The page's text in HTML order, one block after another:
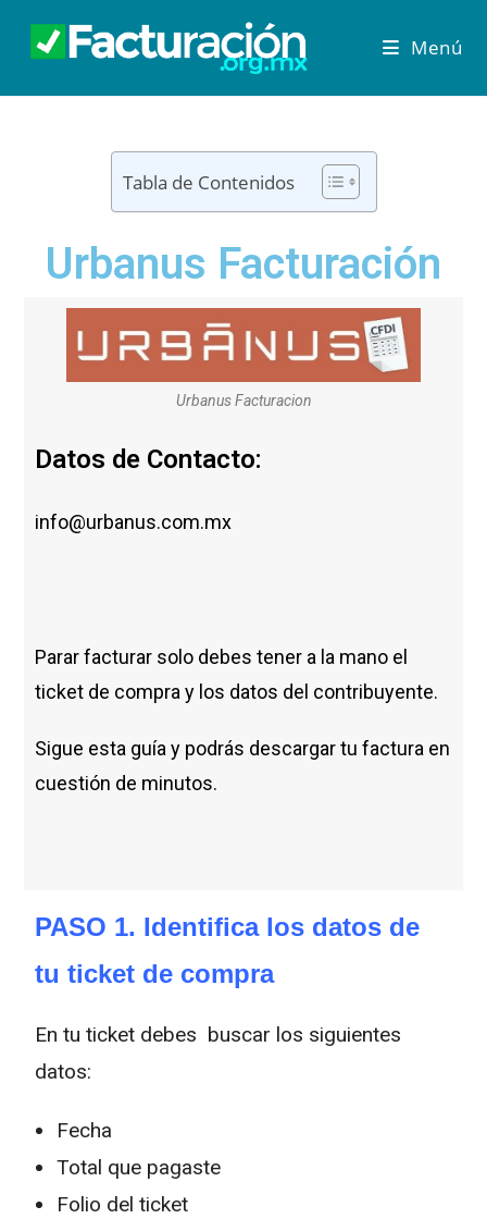
Menú
Tabla de Contenidos
Urbanus Facturación
Urbanus Facturacion
Datos de Contacto:
info@urbanus.com.mx
Parar facturar solo debes tener a la mano el
ticket de compra y los datos del contribuyente.
Sigue esta guía y podrás descargar tu factura en
cuestión de minutos.
PASO 1. Identifica los datos de
tu ticket de compra
En tu ticket debes buscar los siguientes
datos:
Fecha
Total que pagaste
Folio del ticket